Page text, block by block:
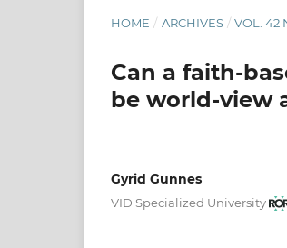
HOME / ARCHIVES / VOL. 42
Can a faith-
be world-view
Gyrid Gunnes
VID Specialized University